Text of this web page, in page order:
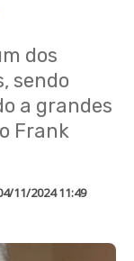
dos
sendo
a grandes
Frank
11/2024 11:49